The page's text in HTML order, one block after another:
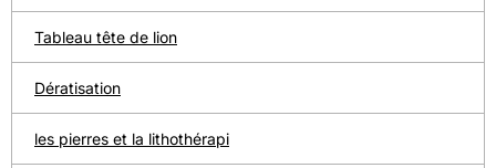
Tableau tête de lion
Dératisation
les pierres et la lithothérapi